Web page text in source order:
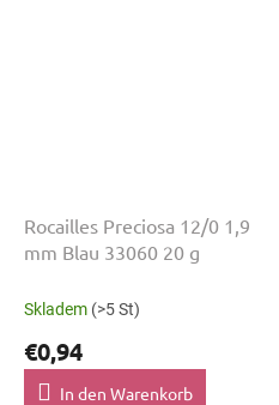
Rocailles Preciosa 12/0 1,9
mm Blau 33060 20 g
Skladem (>5 St)
€0,94
In den Warenkorb